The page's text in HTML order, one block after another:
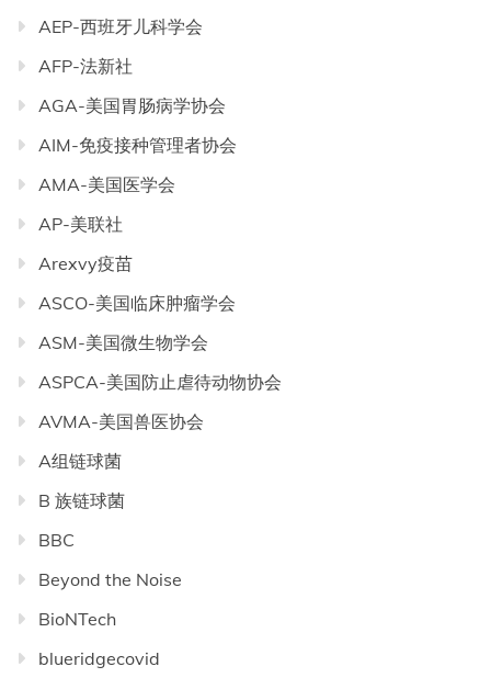
AEP-西班牙儿科学会
AFP-法新社
AGA-美国胃肠病学协会
AIM-免疫接种管理者协会
AMA-美国医学会
AP-美联社
Arexvy疫苗
ASCO-美国临床肿瘤学会
ASM-美国微生物学会
ASPCA-美国防止虐待动物协会
AVMA-美国兽医协会
A组链球菌
B 族链球菌
BBC
Beyond the Noise
BioNTech
blueridgecovid